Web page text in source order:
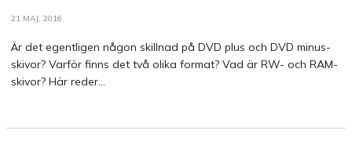
21 MAJ, 2016
Är det egentligen någon skillnad på DVD plus och DVD minus-
skivor? Varför finns det två olika format? Vad är RW- och RAM-
skivor? Här reder...